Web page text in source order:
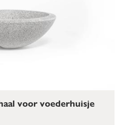
voor voederhuisje